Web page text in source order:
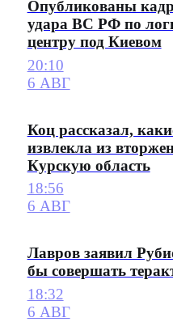
Опубликованы
удара ВС РФ по
центру под Киевом
20:10
6 АВГ
Коц рассказал,
извлекла из
Курскую область
18:56
6 АВГ
Лавров заявил
бы совершать
18:32
6 АВГ